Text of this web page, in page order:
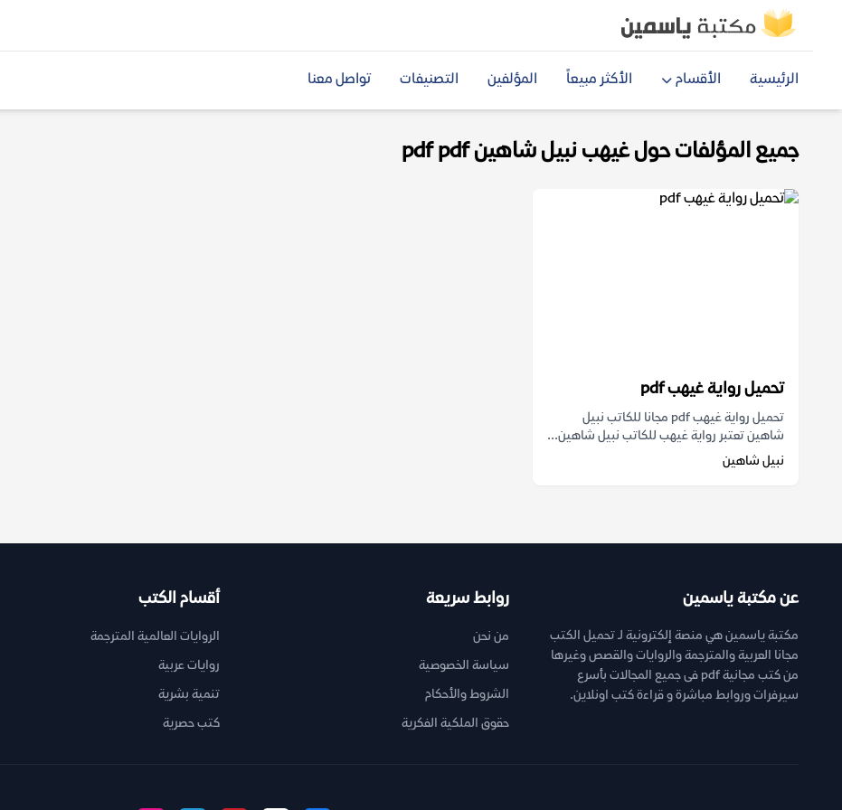
الرئيسية الأقسام الأكثر مبيعاً المؤلفين التصنيفات تواصل معنا
جميع المؤلفات حول غيهب نبيل شاهين pdf pdf
تحميل رواية غيهب pdf
تحميل رواية غيهب pdf مجانا للكاتب نبيل
شاهين تعتبر رواية غيهب للكاتب نبيل شاهين...
نبيل شاهين
عن مكتبة ياسمين
مكتبة ياسمين هي منصة إلكترونية لـ تحميل الكتب
مجانا العربية والمترجمة والروايات والقصص وغيرها
من كتب مجانية pdf فى جميع المجالات بأسرع
سيرفرات وروابط مباشرة و قراءة كتب اونلاين.
روابط سريعة
من نحن
سياسة الخصوصية
الشروط والأحكام
حقوق الملكية الفكرية
أقسام الكتب
الروايات العالمية المترجمة
روايات عربية
تنمية بشرية
كتب حصرية